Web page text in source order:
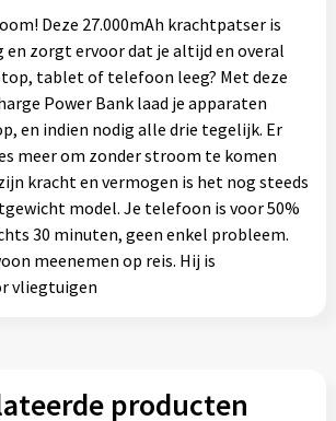
Deze 27.000mAh krachtpatser is
zorgt ervoor dat je altijd en overal
tablet of telefoon leeg? Met deze
Power Bank laad je apparaten
en indien nodig alle drie tegelijk. Er
meer om zonder stroom te komen
kracht en vermogen is het nog steeds
model. Je telefoon is voor 50%
30 minuten, geen enkel probleem.
meenemen op reis. Hij is
vliegtuigen
producten